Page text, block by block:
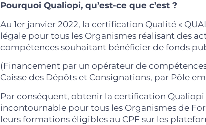
Pourquoi Qualiopi, qu’est-ce que c’est ?
Au 1er janvier 2022, la certification Qualité «
légale pour tous les Organismes réalisant des
compétences souhaitant bénéficier de fonds
(Financement par un opérateur de
Caisse des Dépôts et Consignations, par Pôle
Par conséquent, obtenir la certification
incontournable pour tous les Organismes de
leurs formations éligibles au CPF sur les